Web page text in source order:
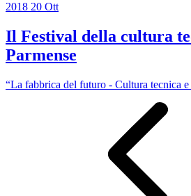
2018 20 Ott
Il Festival della cultura
Parmense
“La fabbrica del futuro - Cultura tecnica